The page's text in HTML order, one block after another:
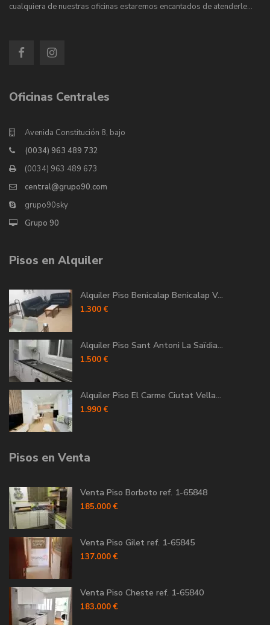
cualquiera de nuestras oficinas estaremos encantados de atenderle…
Oficinas Centrales
Avenida Constitución 8, bajo
(0034) 963 489 732
(0034) 963 489 673
central@grupo90.com
grupo90sky
Grupo 90
Pisos en Alquiler
Alquiler Piso Benicalap Benicalap V...
1.300 €
Alquiler Piso Sant Antoni La Saïdia...
1.500 €
Alquiler Piso El Carme Ciutat Vella...
1.990 €
Pisos en Venta
Venta Piso Borboto ref. 1-65848
185.000 €
Venta Piso Gilet ref. 1-65845
137.000 €
Venta Piso Cheste ref. 1-65840
183.000 €